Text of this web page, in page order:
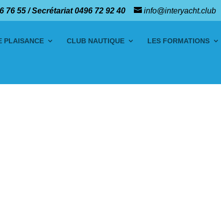
76 55 / Secrétariat 0496 72 92 40 info@interyacht.club
PLAISANCE CLUB NAUTIQUE LES FORMATIONS